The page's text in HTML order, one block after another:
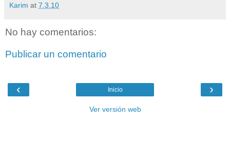
Karim at 7.3.10
No hay comentarios:
Publicar un comentario
‹ ›
Inicio
Ver versión web